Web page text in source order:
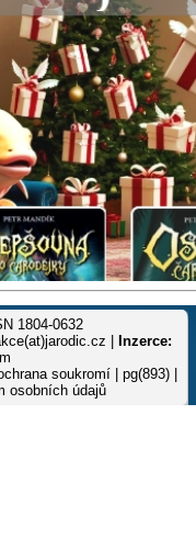
1804-0632
|
Inzerce:
soukromí | pg(893) |
osobních údajů